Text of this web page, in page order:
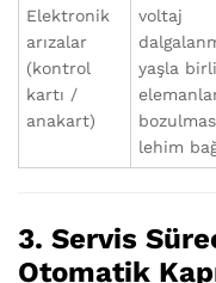
Elektronik
arızalar
(kontrol
kartı /
anakart)
voltaj
yaşla
lehim
3. Servis
Otomatik